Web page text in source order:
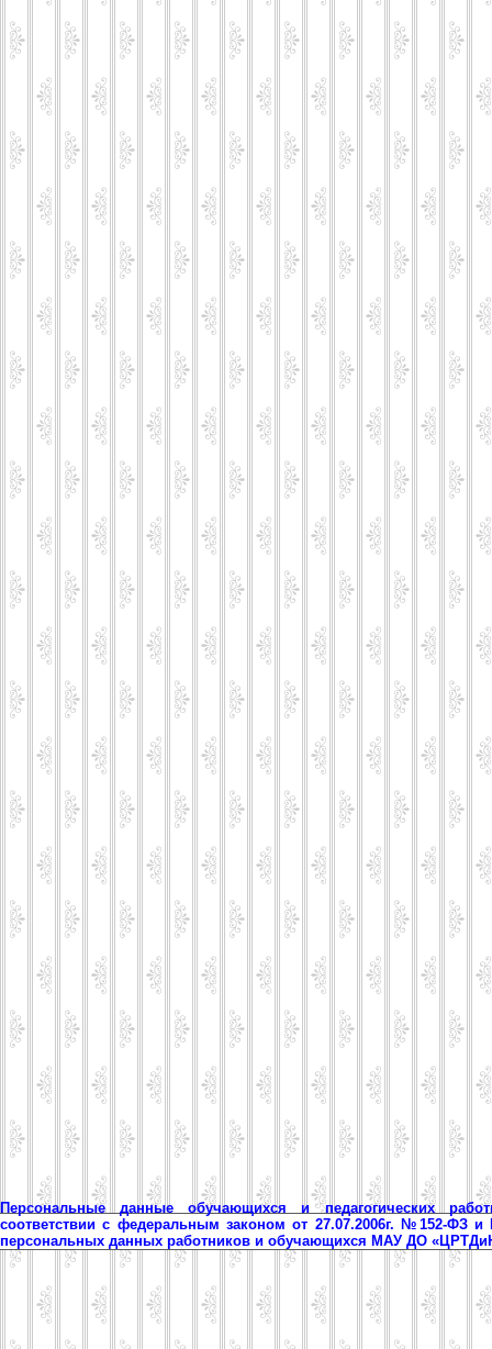
Персональные данные обучающихся и педагогических
соответствии с федеральным законом от 27.07.2006г. №152-ФЗ
персональных данных работников и обучающихся МАУ ДО